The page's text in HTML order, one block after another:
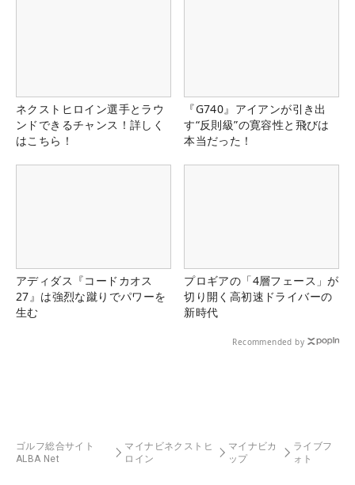
ネクストヒロイン選手とラウ
ンドできるチャンス！詳しく
はこちら！
『G740』アイアンが引き出
す“反則級”の寛容性と飛びは
本当だった！
アディダス『コードカオス
27』は強烈な蹴りでパワーを
生む
プロギアの「4層フェース」が
切り開く高初速ドライバーの
新時代
Recommended by
ゴルフ総合サイト
ALBA Net
マイナビネクストヒ
ロイン
マイナビカ
ップ
ライブフ
ォト